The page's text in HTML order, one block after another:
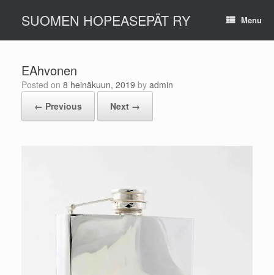
contentSUOMEN HOPEASEPÄT RY Menu
EAhvonen
Posted on 8 heinäkuun, 2019 by admin
← Previous
Next →